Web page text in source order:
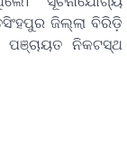
ଜିଲ୍ଲା ବିରିଡ଼ି
ନିକଟସ୍ଥ